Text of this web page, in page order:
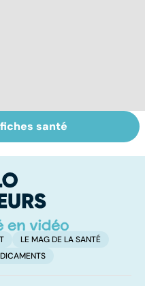
Sexualité,
et
étroits
santé
LE MAG DE LA SANTÉ